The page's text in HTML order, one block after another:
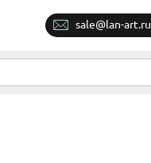
sale@lan-art.ru